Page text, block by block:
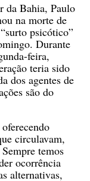
da Bahia, Paulo
na morte de
psicótico”
Durante
feira,
teria sido
dos agentes de
são do
circulavam,
temos
ocorrência
alternativas,